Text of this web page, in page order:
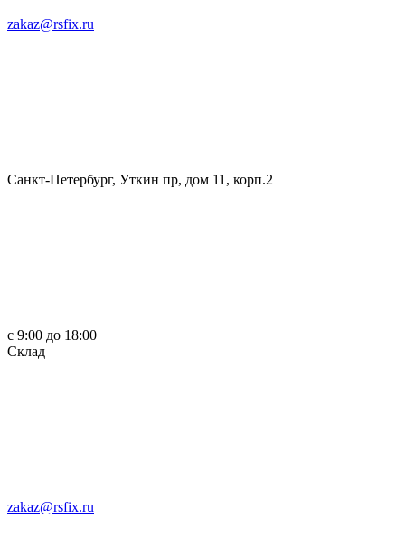
zakaz@rsfix.ru
Санкт-Петербург, Уткин пр, дом 11, корп.2
c 9:00 до 18:00
Склад
zakaz@rsfix.ru